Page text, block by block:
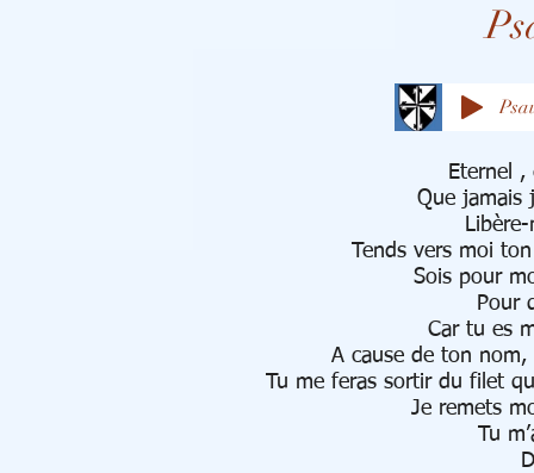
Eternel
Que jamais
Tends vers moi
Sois pour
Pour
Car tu es
A cause de ton
Tu me feras sortir du filet
Je remets
Tu